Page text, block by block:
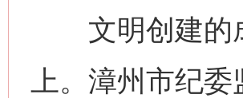
文明创建的成
上。漳州市纪